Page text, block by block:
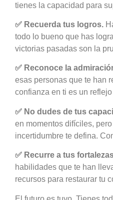
tienes la capacidad para
✅ Recuerda tus logros.
todo lo bueno que has
victorias pasadas son la
✅ Reconoce la
esas personas que te han
confianza en ti es un
✅ No dudes de tus
en momentos difíciles,
incertidumbre te defina.
✅ Recurre a tus
habilidades que te han
recursos para restaurar tu